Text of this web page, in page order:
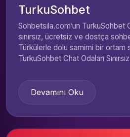
TurkuSohbet
Sohbetsila.com’un TurkuSohbet
sınırsız, ücretsiz ve dostça
Türkülerle dolu samimi bir ortam
TurkuSohbet Chat Odaları
Devamını Oku